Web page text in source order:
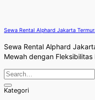
Sewa Rental Alphard Jakarta
Sewa Rental Alphard
Mewah dengan
Kategori